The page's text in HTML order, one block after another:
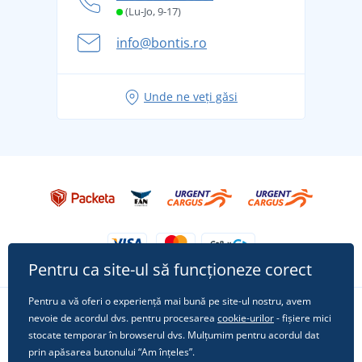
și în siguranță
Aventura de vară începe cu bagajul - pregătiți-vă
pentru vacanță fără griji
Tricoul preferat City în rol principal: ținute pentru
(Lu-Jo, 9-17)
info@bontis.ro
Unde ne veți găsi
Urmărește-ne pe rețelele sociale
Pentru ca site-ul să funcționeze corect
Pentru a vă oferi o experiență mai bună pe site-ul nostru, avem
nevoie de acordul dvs. pentru procesarea cookie-urilor- fișiere mici
stocate temporar în browserul dvs. Mulțumim pentru acordul dat
prin apăsarea butonului “Am înțeles”.